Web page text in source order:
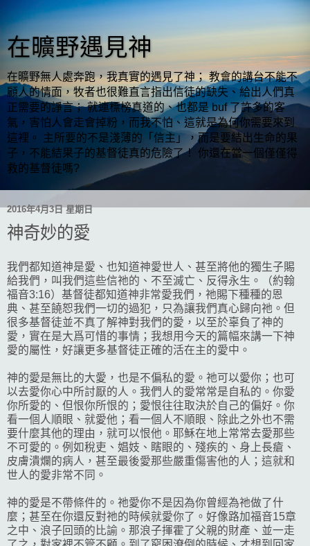
在曠野遇見神
在曠野無人處奔跑，我真實的遇見了神； 教會的講台不能不
顧人的情面，牧者也很難直言指出信徒的缺失、給出人們真
正需要的諍言； 就連標榜真道的、也都是 buf 了許多的客
氣，害怕人會走會掉粉，而我不怕、這就是為何你需要來到
這裡。 主所要的不是淺薄的「信主」，而是要結出生命的果
子，不能結果子的基督徒真的危險了！ 你還在當一個僅僅得
救的基督徒嗎?
2016年4月3日 星期日
神奇妙的愛
我們都知道神是愛、也知道神愛世人、甚至將他的獨生子賜
給我們，叫我們這些信祂的、不至滅亡、反得永生。（約翰
福音3:16）基督徒都知道神非常愛我們，祂賜下種種的恩
典、甚至饒恕我們一切的過犯，只為讓我們真心歸向祂。但
很多基督徒並不真了解神對我們的愛，以至於辜負了神的
愛，實在是大爲可惜的事情；我想用今天的篇幅來講一下神
愛的屬性，好讓更多基督徒正確的活在主的愛中。
神的愛是無比的大愛，也是不偏私的愛。祂可以愛你；也可
以去愛你心中所討厭的人。我們人的愛常常是自私的。你愛
你所愛的、但恨你所恨的；愛恨往往取決於自己的偏好。你
看一個人順眼、就愛他；看一個人不順眼、除此之外也不需
要什麼其他的理由，就可以恨他。耶穌在地上常常去愛那些
不可愛的。例如稅吏、娼妓、瞎眼的、殘疾的、身上長瘡、
皮膚潰爛的病人，甚至最後愛那些嚴重傷害他的人；這就和
世人的愛非常不同。
神的愛是不帶條件的。祂愛你不是因為你曾經為祂做了什
麼；甚至在你還反對祂的時候就愛你了。好像路加福音15章
之中、浪子回頭的比諭。那浪子揮霍了父親的財產、並一走